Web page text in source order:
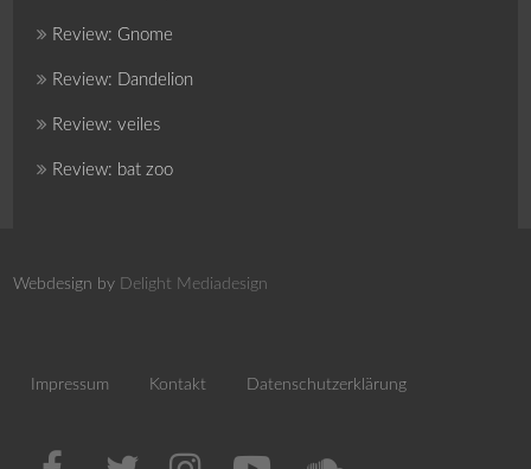
Review: Gnome
Review: Dandelion
Review: veiles
Review: bat zoo
Webdesign by Delight Mediadesign
Impressum Kontakt Datenschutzerklärung